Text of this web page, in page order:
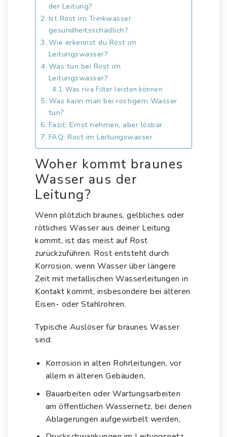
der Leitung?
Ist Rost im Trinkwasser
gesundheitsschädlich?
Wie erkennst du Rost im
Leitungswasser?
Was tun bei Rost im
Leitungswasser?
Was riva Filter leisten können
Was kann man bei rostigem Wasser
tun?
Fazit: Ernst nehmen, aber lösbar
FAQ: Rost im Leitungswasser
Woher kommt braunes
Wasser aus der
Leitung?
Wenn plötzlich braunes, gelbliches oder
rötliches Wasser aus deiner Leitung
kommt, ist das meist auf Rost
zurückzuführen. Rost entsteht durch
Korrosion, wenn Wasser über längere
Zeit mit metallischen Wasserleitungen in
Kontakt kommt, insbesondere bei älteren
Eisen- oder Stahlrohren.
Typische Auslöser für braunes Wasser
sind:
Korrosion in alten Rohrleitungen, vor
allem in älteren Gebäuden,
Bauarbeiten oder Wartungsarbeiten
am öffentlichen Wassernetz, bei denen
Ablagerungen aufgewirbelt werden,